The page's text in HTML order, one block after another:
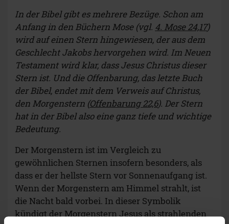
In der Bibel gibt es mehrere Bezüge. Schon am
Anfang in den Büchern Mose (vgl. 4. Mose 24,17)
wird auf einen Stern hingewiesen, der aus dem
Geschlecht Jakobs hervorgehen wird. Im Neuen
Testament wird klar, dass Jesus Christus dieser
Stern ist. Und die Offenbarung, das letzte Buch
der Bibel, endet mit dem Verweis auf Christus,
den Morgenstern (Offenbarung 22,6). Der Stern
hat in der Bibel also eine ganz tiefe und wichtige
Bedeutung.
Der Morgenstern ist im Vergleich zu
gewöhnlichen Sternen insofern besonders, als
dass er der hellste Stern vor Sonnenaufgang ist.
Wenn der Morgenstern am Himmel strahlt, ist
die Nacht bald vorbei. In dieser Symbolik
kündigt der Morgenstern Jesus als strahlenden